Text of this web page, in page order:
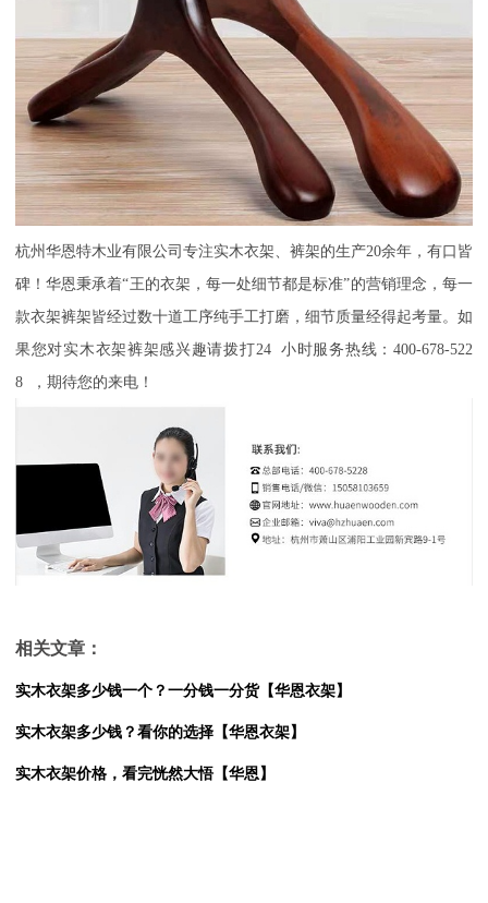
杭州华恩特木业有限公司专注实木衣架、裤架的生产20余年，有口皆
碑！华恩秉承着“王的衣架，每一处细节都是标准”的营销理念，每一
款衣架裤架皆经过数十道工序纯手工打磨，细节质量经得起考量。如
果您对实木衣架裤架感兴趣请拨打24 小时服务热线：400-678-522
8 ，期待您的来电！
相关文章：
实木衣架多少钱一个？一分钱一分货【华恩衣架】
实木衣架多少钱？看你的选择【华恩衣架】
实木衣架价格，看完恍然大悟【华恩】